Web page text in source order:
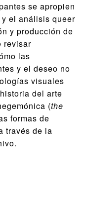
se apropien
el análisis queer
y producción de
revisar
las
y el deseo no
visuales
del arte
(the
formas de
través de la